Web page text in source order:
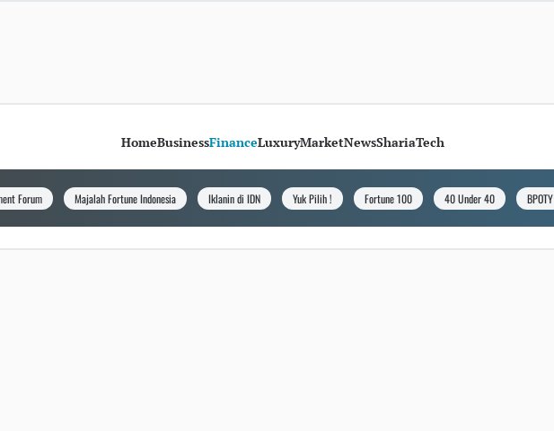
HomeBusinessFinanceLuxuryMarketNewsShariaTech
Forum Majalah Fortune Indonesia Iklanin di IDN Yuk Pilih ! Fortune 100 40 Under 40 BPOTY